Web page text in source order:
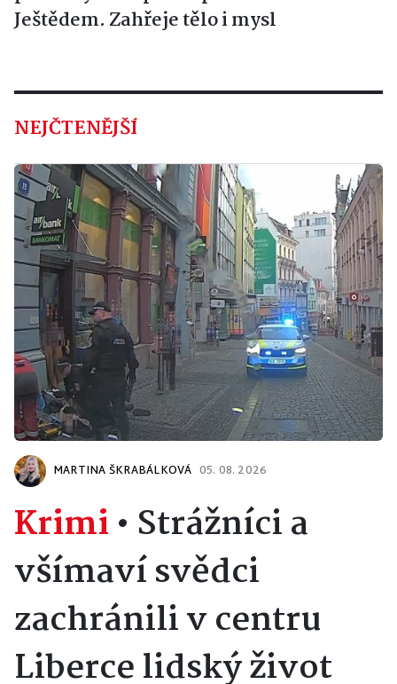
Ještědem. Zahřeje tělo i mysl
NEJČTENĚJŠÍ
MARTINA ŠKRABÁLKOVÁ 05. 08. 2026
Krimi• Strážníci a
všímaví svědci
zachránili v centru
Liberce lidský život